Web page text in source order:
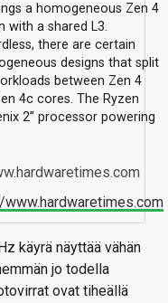
a homogeneous Zen 4
with a shared L3.
there are certain
designs that split
between Zen 4
4c cores. The Ryzen
2” processor powering
www.hardwaretimes.com
käyrä näyttää vähän
jo todella
ovat tiheällä